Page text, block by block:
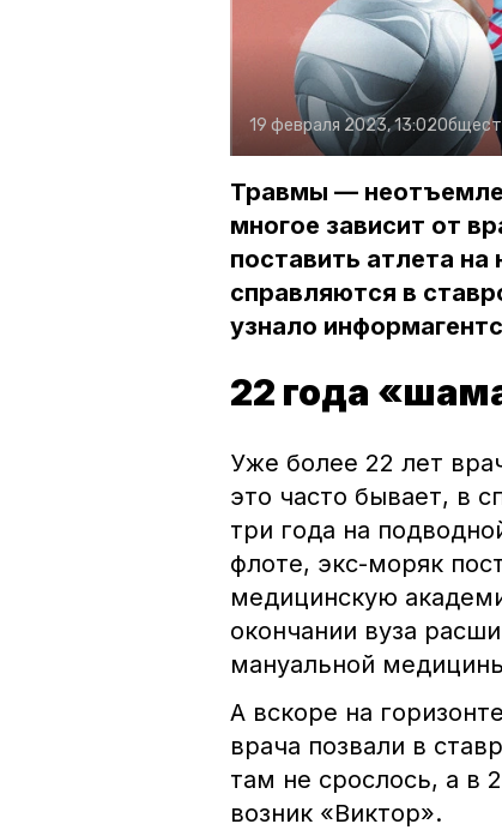
19 февраля 2023, 13:02
Травмы —
многое зависит от
поставить атлета
справляются в
узнало
22 года
Уже более 22 лет
это часто бывает, в
три года на
флоте, экс-моряк
медицинскую
окончании вуза
мануальной
А вскоре на
врача позвали в
там не срослось, а в
возник «Виктор».